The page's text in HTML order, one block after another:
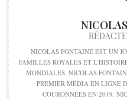
NICOLAS FONTAINE EST UN
FAMILLES ROYALES ET
MONDIALES. NICOLAS
PREMIER MÉDIA EN LIGNE
COURONNÉES EN 2019.